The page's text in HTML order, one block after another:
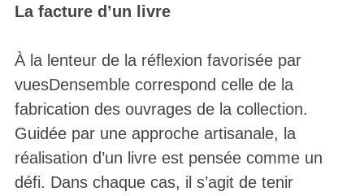
La facture d’un livre
À la lenteur de la réflexion favorisée par
vuesDensemble correspond celle de la
fabrication des ouvrages de la collection.
Guidée par une approche artisanale, la
réalisation d’un livre est pensée comme un
défi. Dans chaque cas, il s’agit de tenir